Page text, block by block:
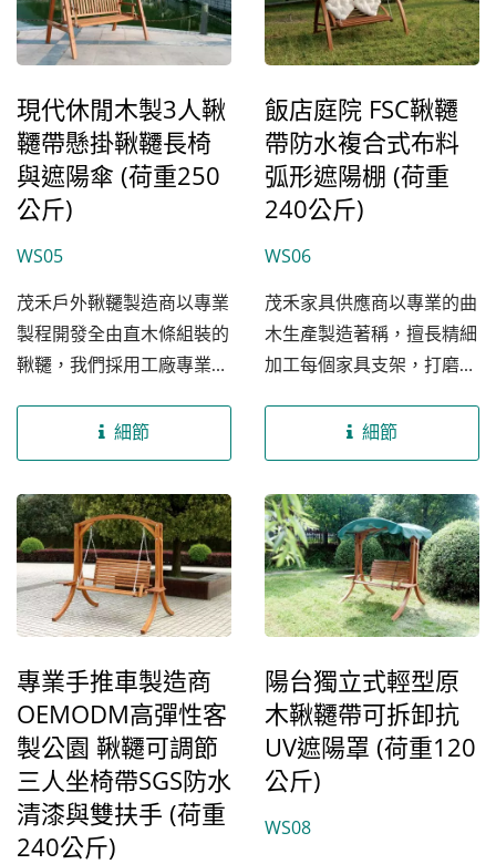
環保要求，同時降低客戶對
安全性的疑慮。這款休閒鞦
能，非常適合於國家公園、
飯店與民宿戶外擺設、政府
公共設施建設等業者，有效
防止使用者免於戶外直接照
射到陽光，提升產品使用價
值。我們的家具工廠擁有專
業的生產加工設備，可以為
廠商根據客戶需求提供客製
化服務或一站式家具解決方
寸、花紋或是logo印刷，我
們都會盡所能滿足您的需
收縮或膨脹，確保鞦韆在各
種氣候條件下仍能維持穩定
B2B廠商在選擇合作夥伴
時，環保與健康是至關重要
的考量，為此，茂禾鞦韆所
有支架外層均經過SGS合格
認證的透明清漆保護，提供
雙層保護，同時有效降低木
製家具甲醛與蛀蟲的問題，
確保客戶能夠在我們的鞦韆
中享受綠色與健康的休閒空
家具品牌商、批發商、經銷
商、零售商等前來合作，我
鞦韆家具款式的需求。茂禾
家具供應商期待成為您的信
賴夥伴，共同打造一個優雅
且高品質的休閒空間。
現代休閒木製3人鞦
韆帶懸掛鞦韆長椅
與遮陽傘 (荷重250
公斤)
WS05
茂禾戶外鞦韆製造商以專業
製程開發全由直木條組裝的
鞦韆，我們採用工廠專業高
術，經過精密的製作，確保
每片鞦韆支架緊密結合，有
下開裂的風險。我們的鞦韆
將可持續性和環保性視為首
要目標，所有使用的木材均
來自FSC（Forest...
細節
飯店庭院 FSC鞦韆
帶防水複合式布料
弧形遮陽棚 (荷重
240公斤)
WS06
茂禾家具供應商以專業的曲
木生產製造著稱，擅長精細
加工每個家具支架，打磨出
們引以為傲的...
細節
專業手推車製造商
OEMODM高彈性客
製公園 鞦韆可調節
三人坐椅帶SGS防水
清漆與雙扶手 (荷重
240公斤)
陽台獨立式輕型原
木鞦韆帶可拆卸抗
UV遮陽罩 (荷重120
公斤)
WS08